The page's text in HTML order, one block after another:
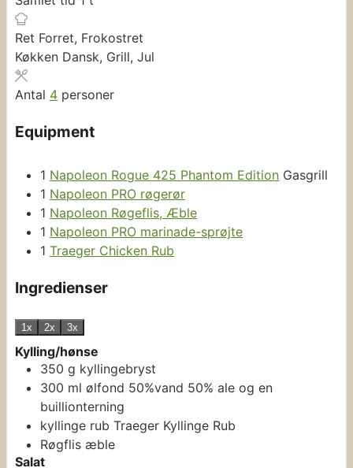
Ret Forret, Frokostret
Køkken Dansk, Grill, Jul
Antal 4 personer
Equipment
1 Napoleon Rogue 425 Phantom Edition Gasgrill
1 Napoleon PRO røgerør
1 Napoleon Røgeflis, Æble
1 Napoleon PRO marinade-sprøjte
1 Traeger Chicken Rub
Ingredienser
1x 2x 3x
Kylling/hønse
350 g kyllingebryst
300 ml ølfond 50%vand 50% ale og en
buillionterning
kyllinge rub Traeger Kyllinge Rub
Røgflis æble
Salat